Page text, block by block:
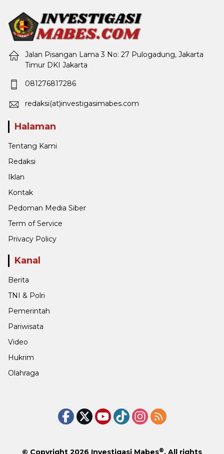
Jalan Pisangan Lama 3 No: 27 Pulogadung, Jakarta
Timur DKI Jakarta
081276817286
redaksi(at)investigasimabes.com
Halaman
Tentang Kami
Redaksi
Iklan
Kontak
Pedoman Media Siber
Term of Service
Privacy Policy
Kanal
Berita
TNI & Polri
Pemerintah
Pariwisata
Video
Hukrim
Olahraga
© Copyright 2026 Investigasi Mabes®. All rights